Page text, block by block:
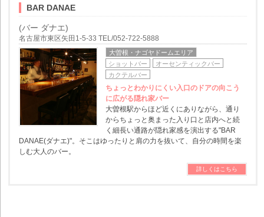
BAR DANAE
(バー ダナエ)
名古屋市東区矢田1-5-33 TEL/052-722-5888
大曽根・ナゴヤドームエリア
ショットバー
オーセンティックバー
カクテルバー
ちょっとわかりにくい入口のドアの向こう
に広がる隠れ家バー
大曽根駅からほど近くにありながら、通り
からちょっと奥まった入り口と店内へと続
く細長い通路が隠れ家感を演出する"BAR
DANAE(ダナエ)"。そこはゆったりと肩の力を抜いて、自分の時間を楽
しむ大人のバー。
詳しくはこちら